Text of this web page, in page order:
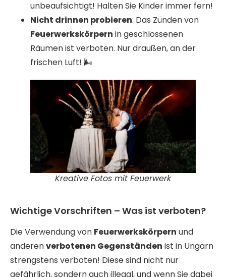
unbeaufsichtigt! Halten Sie Kinder immer fern!
Nicht drinnen probieren: Das Zünden von
Feuerwerkskörpern in geschlossenen
Räumen ist verboten. Nur draußen, an der
frischen Luft! 🌬️
Kreative Fotos mit Feuerwerk
Wichtige Vorschriften – Was ist verboten?
Die Verwendung von Feuerwerkskörpern und
anderenverbotenen Gegenständen ist in Ungarn
strengstens verboten! Diese sind nicht nur
gefährlich, sondern auch illegal, und wenn Sie dabei